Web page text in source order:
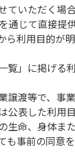
ていただく場
通じて直接提
ら利用目的が
覧」に掲げる
譲渡等で、事
公表した利用
生命、身体
も事前の同意